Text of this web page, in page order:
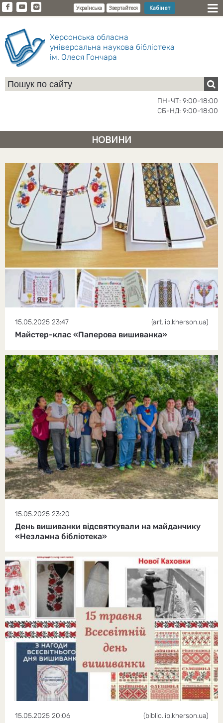
Українська Звертайтеся Кабінет
Херсонська обласна
універсальна наукова бібліотека
ім. Олеся Гончара
ПН-ЧТ: 9:00-18:00
СБ-НД: 9:00-18:00
НОВИНИ
15.05.2025 23:47 (art.lib.kherson.ua)
Майстер-клас «Паперова вишиванка»
15.05.2025 23:20
День вишиванки відсвяткували на майданчику
«Незламна бібліотека»
15.05.2025 20:06 (biblio.lib.kherson.ua)